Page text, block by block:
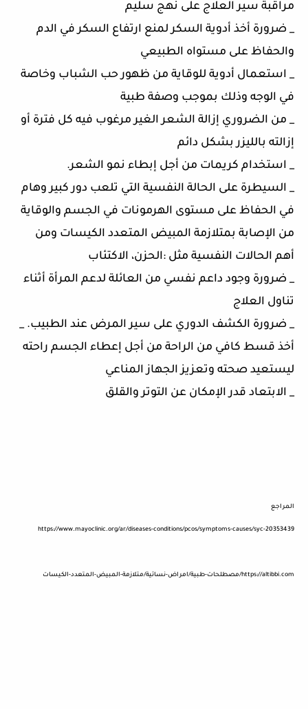
مراقبة سير العلاج على نهج سليم
_ ضرورة أخذ أدوية السكر لمنع ارتفاع السكر في الدم
والحفاظ على مستواه الطبيعي
_ استعمال أدوية للوقاية من ظهور حب الشباب وخاصة
في الوجه وذلك بموجب وصفة طبية
_ من الضروري إزالة الشعر الغير مرغوب فيه كل فترة أو
إزالته بالليزر بشكل دائم
_ استخدام كريمات من أجل إبطاء نمو الشعر.
_ السيطرة على الحالة النفسية التي تلعب دور كبير وهام
في الحفاظ على مستوى الهرمونات في الجسم والوقاية
من الإصابة بمتلازمة المبيض المتعدد الكيسات ومن
أهم الحالات النفسية مثل :الحزن، الاكتئاب
_ ضرورة وجود داعم نفسي من العائلة لدعم المرأة أثناء
تناول العلاج
_ ضرورة الكشف الدوري على سير المرض عند الطبيب. _
أخذ قسط كافي من الراحة من أجل إعطاء الجسم راحته
ليستعيد صحته وتعزيز الجهاز المناعي
_ الابتعاد قدر الإمكان عن التوتر والقلق
المراجع
https://www.mayoclinic.org/ar/diseases-conditions/pcos/symptoms-causes/syc-20353439
https://altibbi.com/مصطلحات-طبية/امراض-نسائية/متلازمة-المبيض-المتعدد-الكيسات